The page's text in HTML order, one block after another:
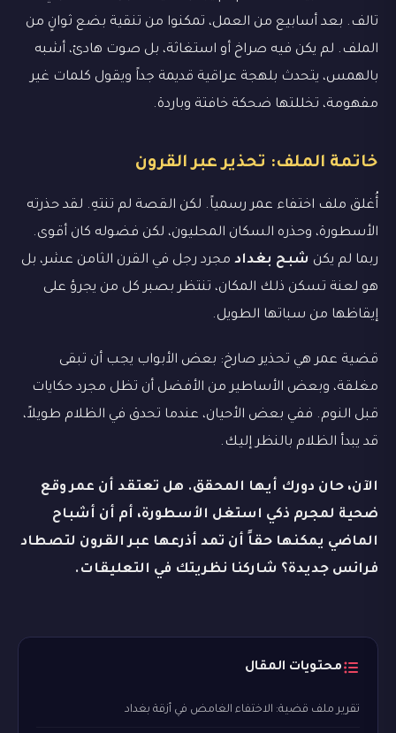
تالف. بعد أسابيع من العمل، تمكنوا من تنقية بضع ثوانٍ من
الملف. لم يكن فيه صراخ أو استغاثة، بل صوت هادئ، أشبه
بالهمس، يتحدث بلهجة عراقية قديمة جداً ويقول كلمات غير
مفهومة، تخللتها ضحكة خافتة وباردة.
خاتمة الملف: تحذير عبر القرون
أُغلق ملف اختفاء عمر رسمياً. لكن القصة لم تنتهِ. لقد حذرته
الأسطورة، وحذره السكان المحليون، لكن فضوله كان أقوى.
ربما لم يكن شبح بغداد مجرد رجل في القرن الثامن عشر، بل
هو لعنة تسكن ذلك المكان، تنتظر بصبر كل من يجرؤ على
إيقاظها من سباتها الطويل.
قضية عمر هي تحذير صارخ: بعض الأبواب يجب أن تبقى
مغلقة، وبعض الأساطير من الأفضل أن تظل مجرد حكايات
قبل النوم. ففي بعض الأحيان، عندما تحدق في الظلام طويلاً،
قد يبدأ الظلام بالنظر إليك.
الآن، حان دورك أيها المحقق. هل تعتقد أن عمر وقع
ضحية لمجرم ذكي استغل الأسطورة، أم أن أشباح
الماضي يمكنها حقاً أن تمد أذرعها عبر القرون لتصطاد
فرائس جديدة؟ شاركنا نظريتك في التعليقات.
محتويات المقال
تقرير ملف قضية: الاختفاء الغامض في أزقة بغداد